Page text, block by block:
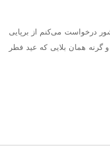
درخواست می‌کنم از برپایی
وگرنه همان بلایی که عید فطر